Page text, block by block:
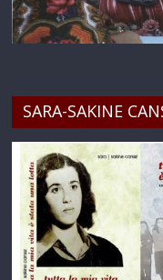
SARA-SAKINE